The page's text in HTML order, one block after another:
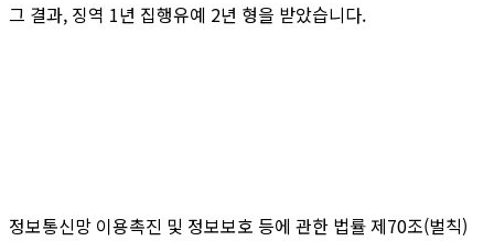
그 결과, 징역 1년 집행유예 2년 형을 받았습니다.
정보통신망 이용촉진 및 정보보호 등에 관한 법률 제70조(벌칙)